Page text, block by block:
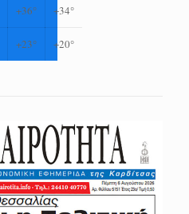
+36° +34°
+23° +20°